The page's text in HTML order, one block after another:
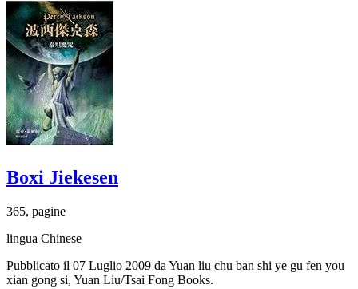
Boxi Jiekesen
365, pagine
lingua Chinese
Pubblicato il 07 Luglio 2009 da Yuan liu chu ban shi ye gu fen you
xian gong si, Yuan Liu/Tsai Fong Books.